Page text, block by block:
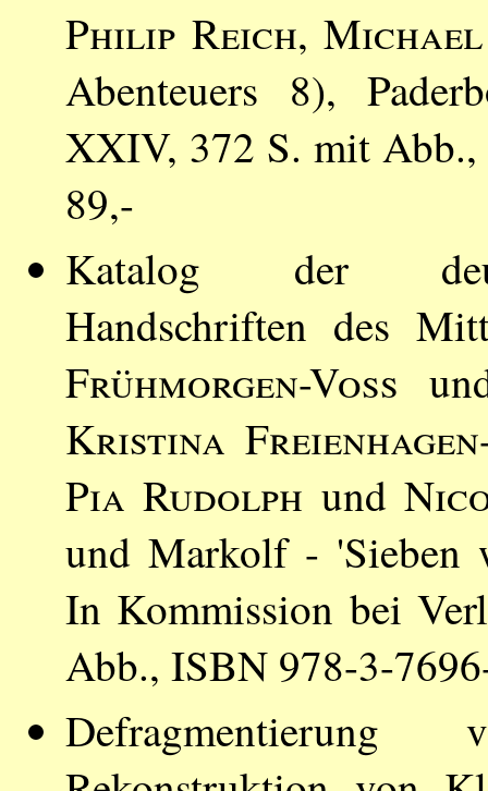
Philip Reich,
Abenteuers 8),
XXIV, 372 S. mit
89,-
Katalog der
Handschriften des
Frühmorgen-Voss
Kristina
Pia Rudolph und
und Markolf - 'Sieben
In Kommission bei
Abb., ISBN 978-3-